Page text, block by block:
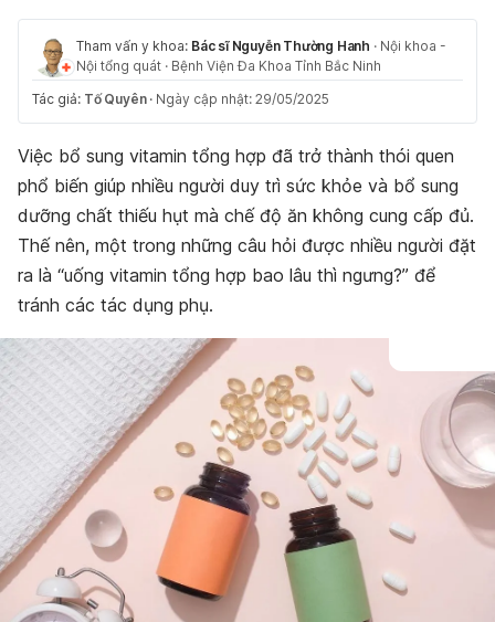
Tham vấn y khoa: Bác sĩ Nguyễn Thường Hanh · Nội khoa -
Nội tổng quát · Bệnh Viện Đa Khoa Tỉnh Bắc Ninh
Tác giả: Tố Quyên · Ngày cập nhật: 29/05/2025
Việc bổ sung vitamin tổng hợp đã trở thành thói quen
phổ biến giúp nhiều người duy trì sức khỏe và bổ sung
dưỡng chất thiếu hụt mà chế độ ăn không cung cấp đủ.
Thế nên, một trong những câu hỏi được nhiều người đặt
ra là “uống vitamin tổng hợp bao lâu thì ngưng?” để
tránh các tác dụng phụ.